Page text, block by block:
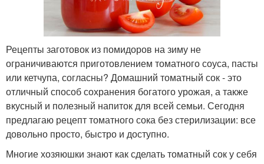
Рецепты заготовок из помидоров на зиму не
ограничиваются приготовлением томатного соуса, пасты
или кетчупа, согласны? Домашний томатный сок - это
отличный способ сохранения богатого урожая, а также
вкусный и полезный напиток для всей семьи. Сегодня
предлагаю рецепт томатного сока без стерилизации: все
довольно просто, быстро и доступно.
Многие хозяюшки знают как сделать томатный сок у себя